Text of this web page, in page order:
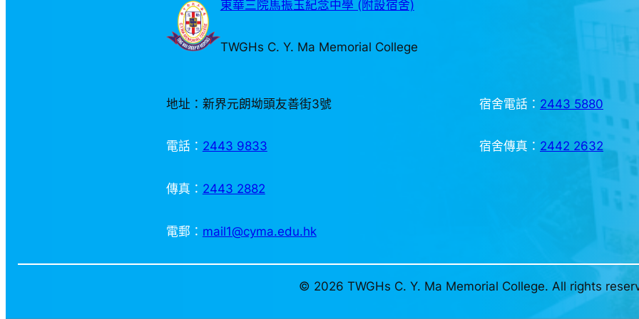
東華三院馬振玉紀念中學 (附設宿舍)
TWGHs C. Y. Ma Memorial College
地址：新界元朗坳頭友善街3號
電話： 2443 9833
傳真： 2443 2882
電郵： mail1@cyma.edu.hk
宿舍電話： 2443 5880
宿舍傳真： 2442 2632
© 2026 TWGHs C. Y. Ma Memorial College. All rights